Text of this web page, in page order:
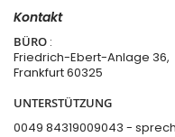
Kontakt
BÜRO :
Friedrich-Ebert-Anlage 36,
Frankfurt 60325
UNTERSTÜTZUNG
0049 84319009043 -